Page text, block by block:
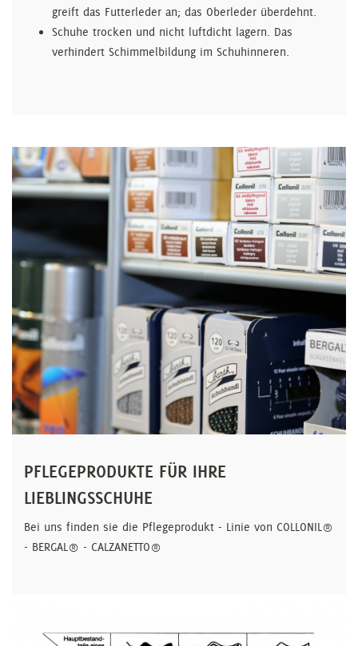
greift das Futterleder an; das Oberleder überdehnt.
Schuhe trocken und nicht luftdicht lagern. Das
verhindert Schimmelbildung im Schuhinneren.
PFLEGEPRODUKTE FÜR IHRE
LIEBLINGSSCHUHE
Bei uns finden sie die Pflegeprodukt - Linie von COLLONIL®
- BERGAL® - CALZANETTO®